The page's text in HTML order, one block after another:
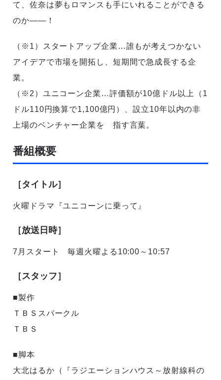
て、佐奈は夢もロマンスも手にいれることができる
のか——！
（※1）スタートアップ企業…誰もが考えつかない
アイデアで市場を開拓し、短期間で急成長する企
業。
（※2）ユニコーン企業…評価額が10億ドル以上（1
ドル110円換算で1,100億円）、設立10年以内の非
上場のベンチャー企業を 指す言葉。
番組概要
［タイトル］
火曜ドラマ『ユニコーンに乗って』
［放送日時］
7月スタート 毎週火曜よる10:00～10:57
［スタッフ］
■製作
ＴＢＳスパークル
ＴＢＳ
■脚本
大北はるか（『ラジエーションハウス～放射線科の